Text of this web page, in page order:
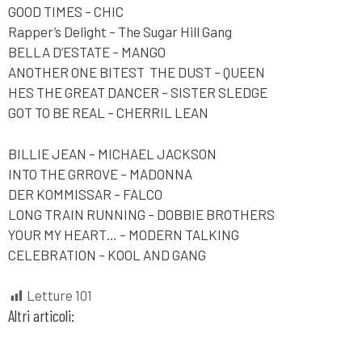
GOOD TIMES – CHIC
Rapper’s Delight – The Sugar Hill Gang
BELLA D’ESTATE – MANGO
ANOTHER ONE BITEST THE DUST – QUEEN
HES THE GREAT DANCER – SISTER SLEDGE
GOT TO BE REAL – CHERRIL LEAN
BILLIE JEAN – MICHAEL JACKSON
INTO THE GRROVE – MADONNA
DER KOMMISSAR – FALCO
LONG TRAIN RUNNING – DOBBIE BROTHERS
YOUR MY HEART… – MODERN TALKING
CELEBRATION – KOOL AND GANG
Letture 101
Altri articoli: